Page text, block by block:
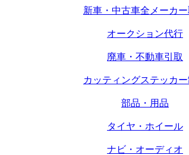
新車・中古車全メーカー
オークション代行
廃車・不動車引取
カッティングステッカ
部品・用品
タイヤ・ホイール
ナビ・オーディオ